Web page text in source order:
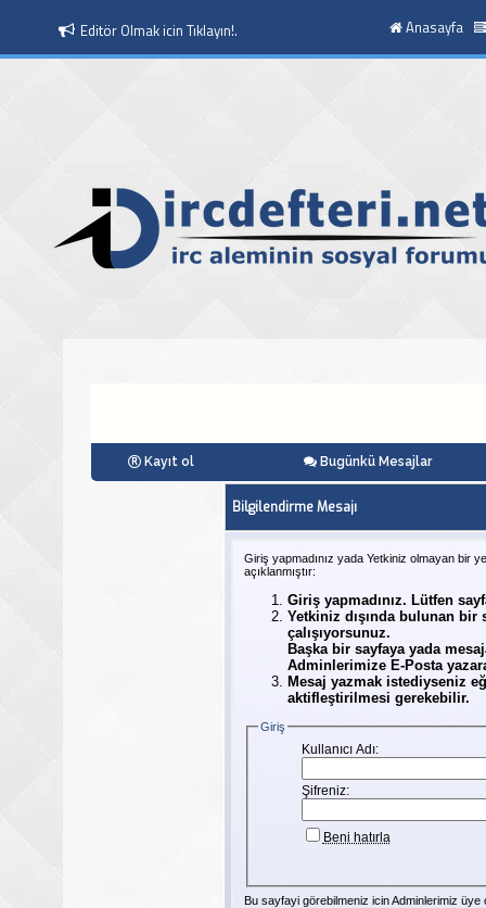
Editör Olmak icin Tıklayın!. Anasayfa
Kayıt ol Bugünkü Mesajlar
Bilgilendirme Mesajı
Giriş yapmadınız yada Yetkiniz olmayan bir
açıklanmıştır:
Giriş yapmadınız. Lütfen
Yetkiniz dışında bulunan bir
çalışıyorsunuz.
Başka bir sayfaya yada
Adminlerimize E-Posta
Mesaj yazmak istediyseniz
aktifleştirilmesi gerekebilir.
Giriş
Kullanıcı Adı:
Şifreniz:
Beni hatırla
Bu sayfayi görebilmeniz icin Adminlerimiz üye